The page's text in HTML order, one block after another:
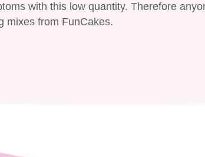
with this low quantity. Therefore
mixes from FunCakes.